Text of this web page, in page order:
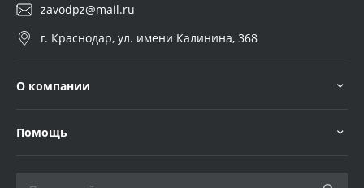
zavodpz@mail.ru
г. Краснодар, ул. имени Калинина, 368
О компании
Помощь